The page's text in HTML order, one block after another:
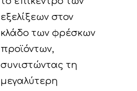
εξελίξεων στον
κλάδο των φρέσκων
προϊόντων,
συνιστώντας τη
μεγαλύτερη